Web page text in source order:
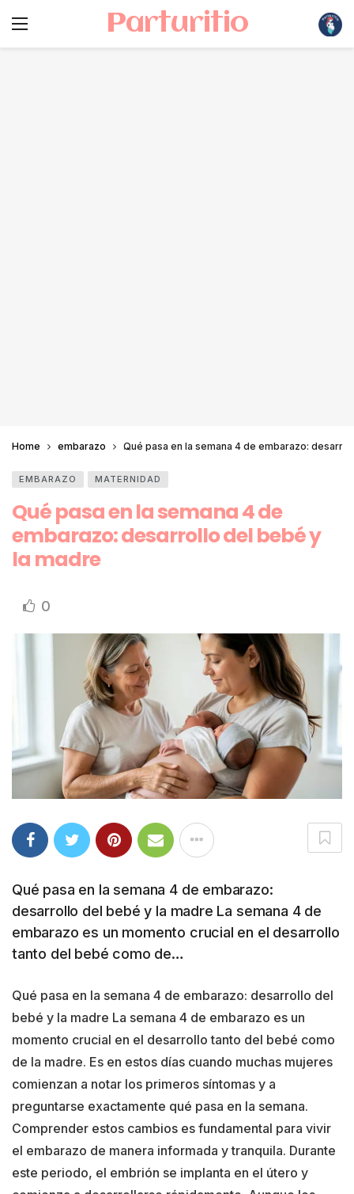
Parturitio
Home embarazo Qué pasa en la semana 4 de embarazo:
EMBARAZO MATERNIDAD
Qué pasa en la semana 4 de
embarazo: desarrollo del bebé y
la madre
0
Qué pasa en la semana 4 de embarazo:
desarrollo del bebé y la madre La semana 4 de
embarazo es un momento crucial en el desarrollo
tanto del bebé como de…
Qué pasa en la semana 4 de embarazo: desarrollo del
bebé y la madre La semana 4 de embarazo es un
momento crucial en el desarrollo tanto del bebé como
de la madre. Es en estos días cuando muchas mujeres
comienzan a notar los primeros síntomas y a
preguntarse exactamente qué pasa en la semana.
Comprender estos cambios es fundamental para vivir
el embarazo de manera informada y tranquila. Durante
este periodo, el embrión se implanta en el útero y